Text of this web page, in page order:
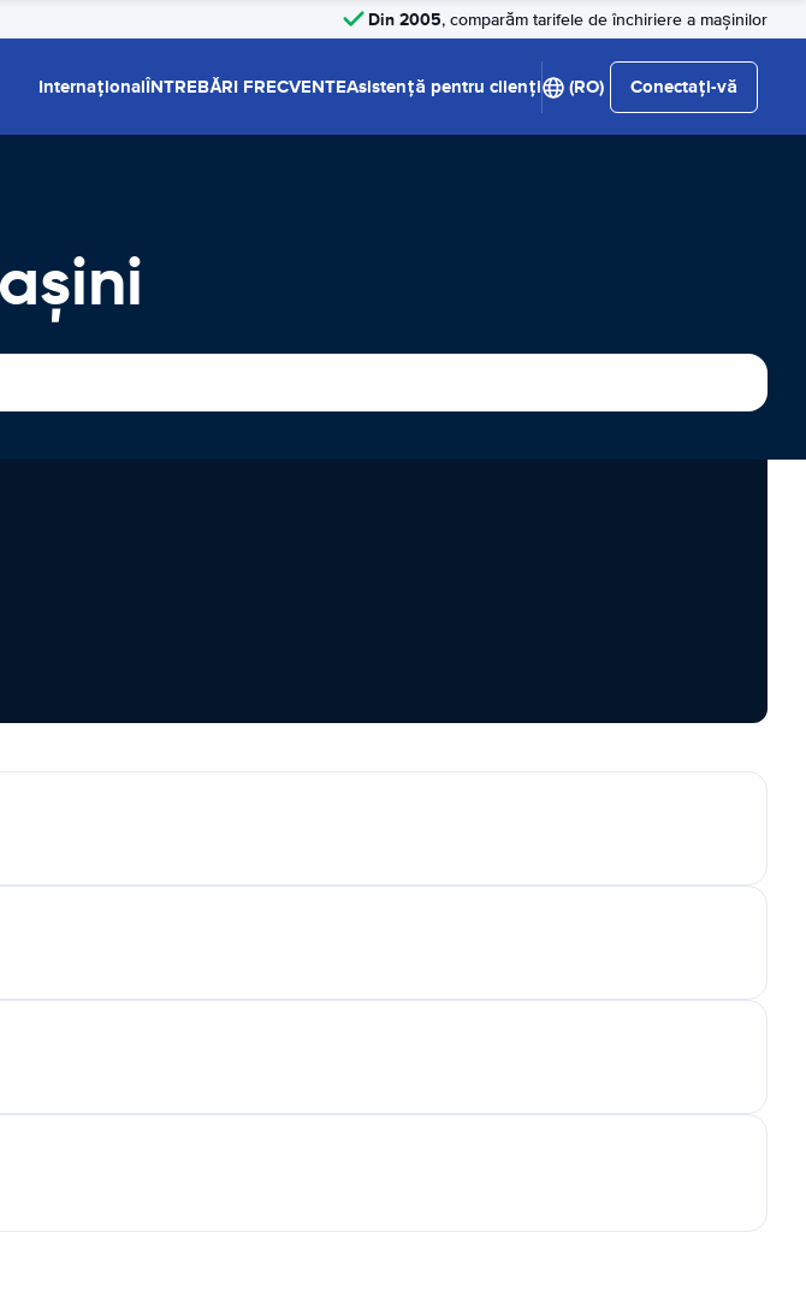
Din 2005, comparăm tarifele de închiriere a mașinilor
InternaționalÎNTREBĂRI FRECVENTEAsistență pentru clienți (RO) Conectați-vă